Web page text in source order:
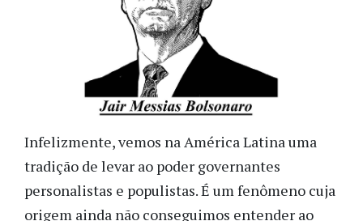
Infelizmente, vemos na América Latina uma
tradição de levar ao poder governantes
personalistas e populistas. É um fenômeno cuja
origem ainda não conseguimos entender ao